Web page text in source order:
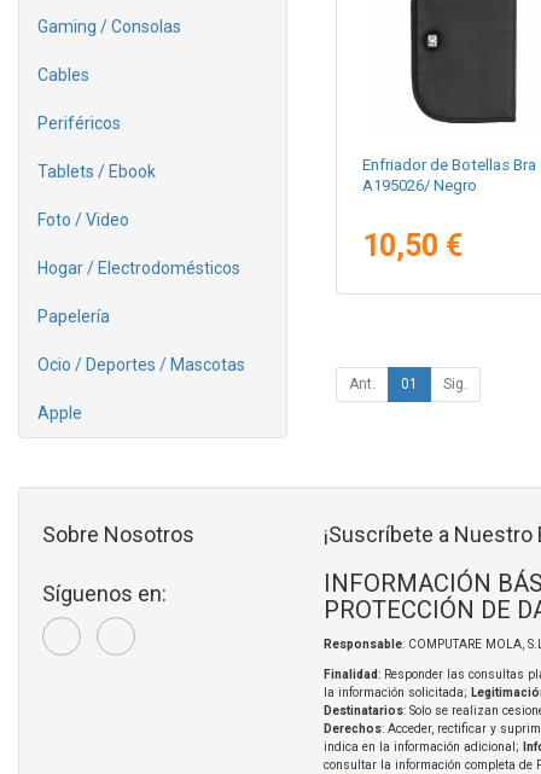
Gaming / Consolas
Cables
Periféricos
Tablets / Ebook
Foto / Video
Hogar / Electrodomésticos
Papelería
Ocio / Deportes / Mascotas
Apple
Enfriador de Botellas Bra
A195026/ Negro
10,50 €
Ant. 01 Sig.
Sobre Nosotros
Síguenos en:
¡Suscríbete a Nuestro
INFORMACIÓN
PROTECCIÓN DE
Responsable: COMPUTARE MOLA,
Finalidad: Responder las consultas
la información solicitada;
Destinatarios: Solo se realizan
Derechos: Acceder, rectificar y
indica en la información adicional;
consultar la información completa de